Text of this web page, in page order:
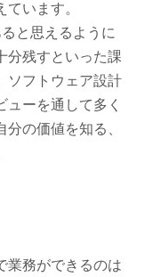
います。
と思えるように
分残すといった課
ソフトウェア設計
ーを通して多く
の価値を知る、
業務ができるのは